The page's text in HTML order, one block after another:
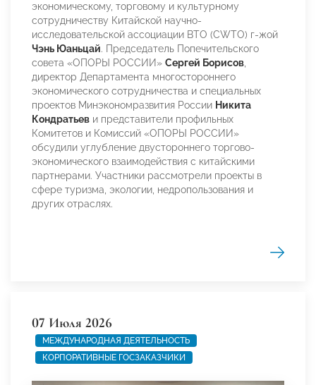
экономическому, торговому и культурному
сотрудничеству Китайской научно-
исследовательской ассоциации ВТО (CWTO) г-жой
Чэнь Юаньцай. Председатель Попечительского
совета «ОПОРЫ РОССИИ» Сергей Борисов,
директор Департамента многостороннего
экономического сотрудничества и специальных
проектов Минэкономразвития России Никита
Кондратьев и представители профильных
Комитетов и Комиссий «ОПОРЫ РОССИИ»
обсудили углубление двустороннего торгово-
экономического взаимодействия с китайскими
партнерами. Участники рассмотрели проекты в
сфере туризма, экологии, недропользования и
других отраслях.
07 Июля 2026
МЕЖДУНАРОДНАЯ ДЕЯТЕЛЬНОСТЬ
КОРПОРАТИВНЫЕ ГОСЗАКАЗЧИКИ